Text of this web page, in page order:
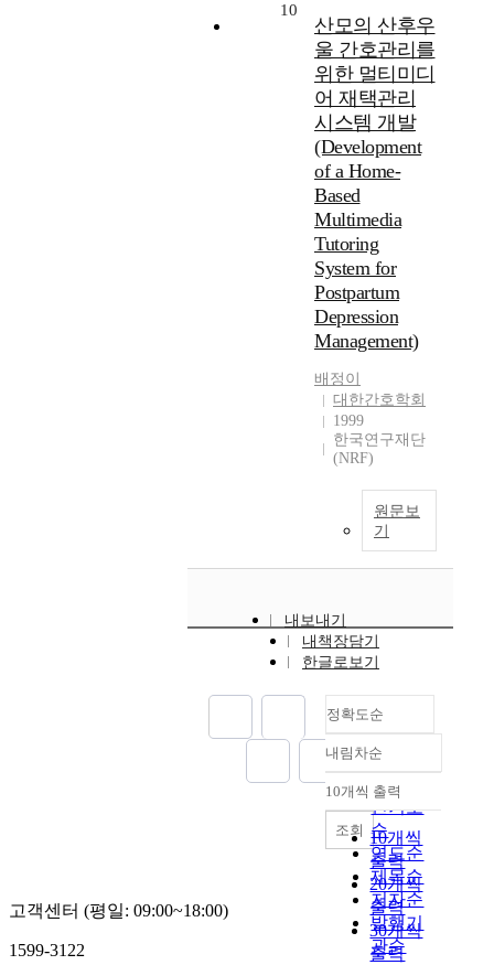
10
산모의 산후우
울 간호관리를
위한 멀티미디
어 재택관리
시스템 개발
(Development
of a Home-
Based
Multimedia
Tutoring
System for
Postpartum
Depression
Management)
배정이
대한간호학회
1999
한국연구재단
(NRF)
원문보
기
내보내기
내책장담기
한글로보기
정확도순
정확도
순
인기도
순
연도순
제목순
저자순
발행기
관순
내림차순
내림차순
10개씩 출력
10개씩
출력
20개씩
출력
30개씩
출력
조회
고객센터 (평일: 09:00~18:00)
1599-3122